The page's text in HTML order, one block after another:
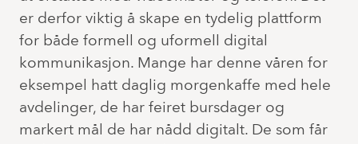
er derfor viktig å skape en tydelig plattform
for både formell og uformell digital
kommunikasjon. Mange har denne våren for
eksempel hatt daglig morgenkaffe med hele
avdelinger, de har feiret bursdager og
markert mål de har nådd digitalt. De som får